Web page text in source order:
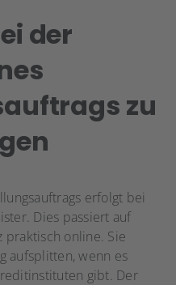
der
zu
erfolgt bei
Dies passiert auf
praktisch online. Sie
aufsplitten, wenn es
gibt. Der